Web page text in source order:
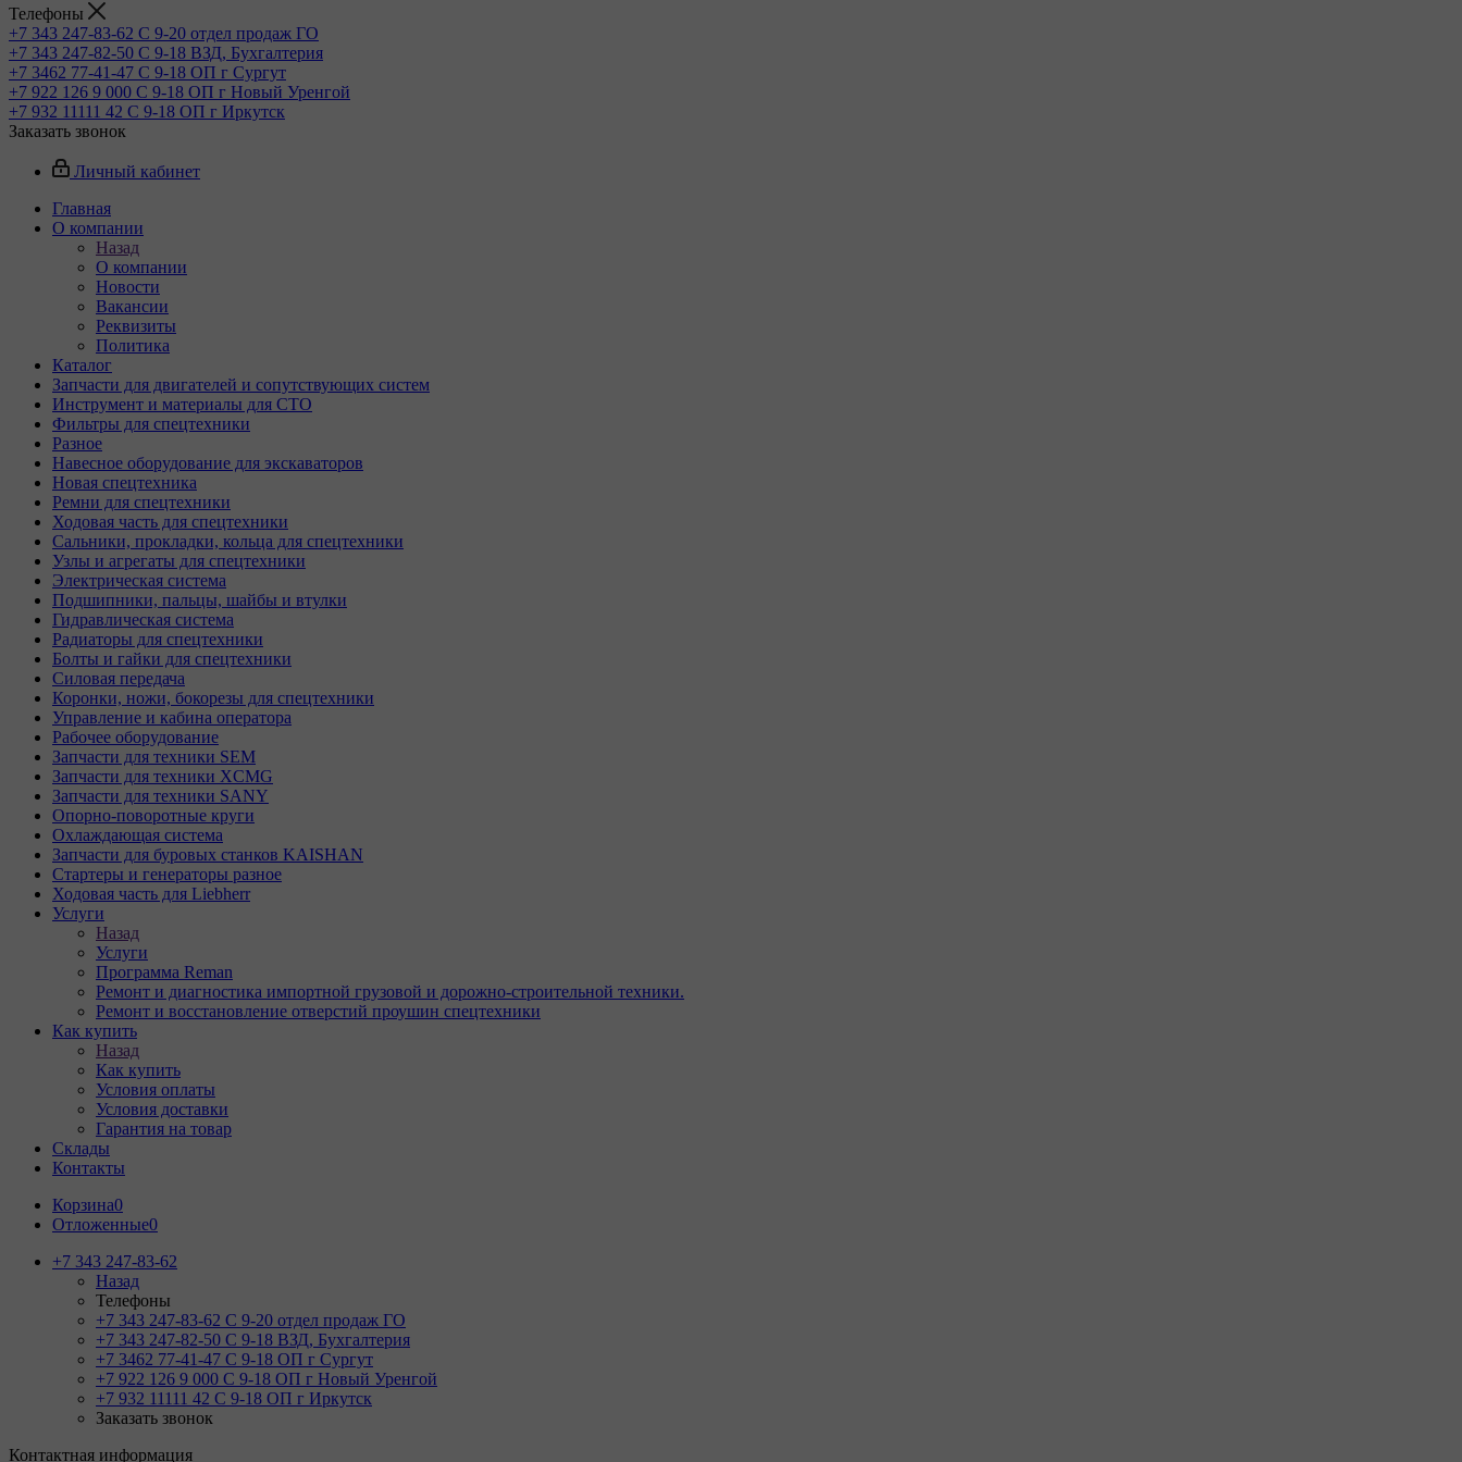
Телефоны
+7 343 247-83-62 С 9-20 отдел продаж ГО
+7 343 247-82-50 С 9-18 ВЗД, Бухгалтерия
+7 3462 77-41-47 С 9-18 ОП г Сургут
+7 922 126 9 000 С 9-18 ОП г Новый Уренгой
+7 932 11111 42 С 9-18 ОП г Иркутск
Заказать звонок
Личный кабинет
Главная
О компании
Назад
О компании
Новости
Вакансии
Реквизиты
Политика
Каталог
Запчасти для двигателей и сопутствующих систем
Инструмент и материалы для СТО
Фильтры для спецтехники
Разное
Навесное оборудование для экскаваторов
Новая спецтехника
Ремни для спецтехники
Ходовая часть для спецтехники
Сальники, прокладки, кольца для спецтехники
Узлы и агрегаты для спецтехники
Электрическая система
Подшипники, пальцы, шайбы и втулки
Гидравлическая система
Радиаторы для спецтехники
Болты и гайки для спецтехники
Силовая передача
Коронки, ножи, бокорезы для спецтехники
Управление и кабина оператора
Рабочее оборудование
Запчасти для техники SEM
Запчасти для техники XCMG
Запчасти для техники SANY
Опорно-поворотные круги
Охлаждающая система
Запчасти для буровых станков KAISHAN
Стартеры и генераторы разное
Ходовая часть для Liebherr
Услуги
Назад
Услуги
Программа Reman
Ремонт и диагностика импортной грузовой и дорожно-строительной техники.
Ремонт и восстановление отверстий проушин спецтехники
Как купить
Назад
Как купить
Условия оплаты
Условия доставки
Гарантия на товар
Склады
Контакты
Корзина0
Отложенные0
+7 343 247-83-62
Назад
Телефоны
+7 343 247-83-62 С 9-20 отдел продаж ГО
+7 343 247-82-50 С 9-18 ВЗД, Бухгалтерия
+7 3462 77-41-47 С 9-18 ОП г Сургут
+7 922 126 9 000 С 9-18 ОП г Новый Уренгой
+7 932 11111 42 С 9-18 ОП г Иркутск
Заказать звонок
Контактная информация